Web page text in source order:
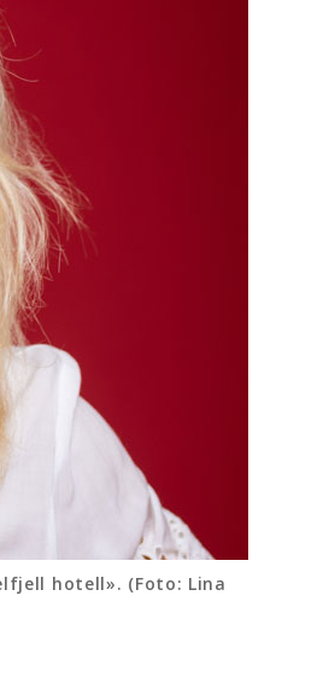
hotell». (Foto: Lina